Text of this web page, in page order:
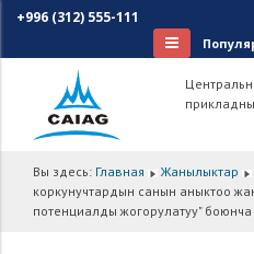
+996 (312) 555-111
Вы здесь: Главная Жанылыктар
коркунучтардын санын аныктоо
потенциалды жогорулатуу"